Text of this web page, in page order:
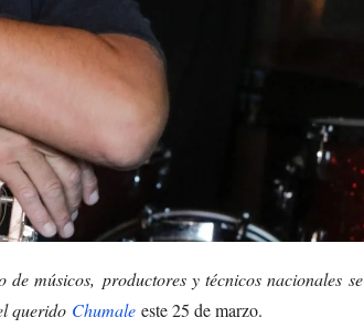
músicos, productores y técnicos nacionales se
querido Chumale este 25 de marzo.